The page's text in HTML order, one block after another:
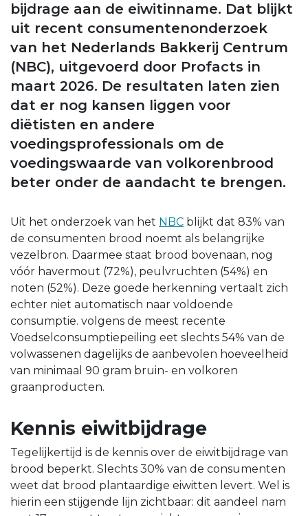
bijdrage aan de eiwitinname. Dat blijkt
uit recent consumentenonderzoek
van het Nederlands Bakkerij Centrum
(NBC), uitgevoerd door Profacts in
maart 2026. De resultaten laten zien
dat er nog kansen liggen voor
diëtisten en andere
voedingsprofessionals om de
voedingswaarde van volkorenbrood
beter onder de aandacht te brengen.
Uit het onderzoek van het NBC blijkt dat 83% van
de consumenten brood noemt als belangrijke
vezelbron. Daarmee staat brood bovenaan, nog
vóór havermout (72%), peulvruchten (54%) en
noten (52%). Deze goede herkenning vertaalt zich
echter niet automatisch naar voldoende
consumptie. volgens de meest recente
Voedselconsumptiepeiling eet slechts 54% van de
volwassenen dagelijks de aanbevolen hoeveelheid
van minimaal 90 gram bruin- en volkoren
graanproducten.
Kennis eiwitbijdrage
Tegelijkertijd is de kennis over de eiwitbijdrage van
brood beperkt. Slechts 30% van de consumenten
weet dat brood plantaardige eiwitten levert. Wel is
hierin een stijgende lijn zichtbaar: dit aandeel nam